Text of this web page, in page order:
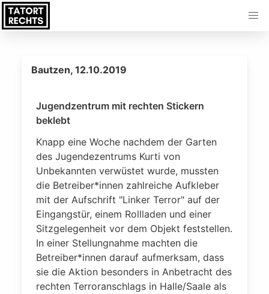
Bautzen, 12.10.2019
Jugendzentrum mit rechten Stickern
beklebt
Knapp eine Woche nachdem der Garten
des Jugendezentrums Kurti von
Unbekannten verwüstet wurde, mussten
die Betreiber*innen zahlreiche Aufkleber
mit der Aufschrift "Linker Terror" auf der
Eingangstür, einem Rollladen und einer
Sitzgelegenheit vor dem Objekt feststellen.
In einer Stellungnahme machten die
Betreiber*innen darauf aufmerksam, dass
sie die Aktion besonders in Anbetracht des
rechten Terroranschlags in Halle/Saale als